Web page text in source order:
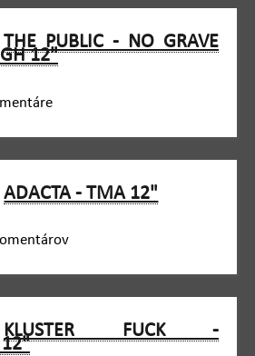
THE PUBLIC - NO GRAVE
12"
ADACTA - TMA 12"
KLUSTER FUCK -
12"